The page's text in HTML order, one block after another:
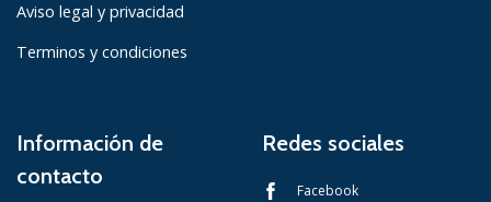
Aviso legal y privacidad
Terminos y condiciones
Información de
contacto
Redes sociales
Facebook